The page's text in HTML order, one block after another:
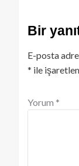
Bir
E-posta
* ile
Yorum *